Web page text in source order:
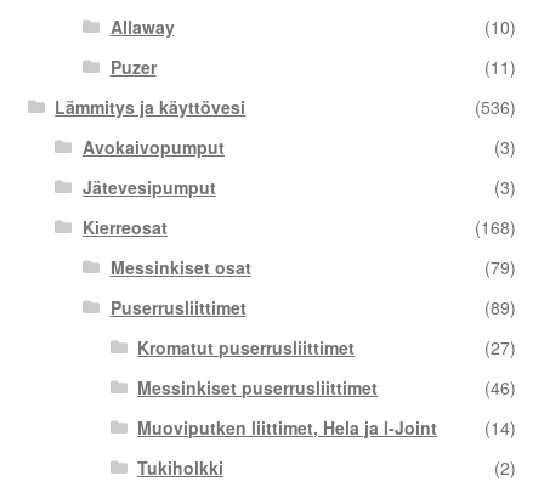
Allaway
(10)
Puzer
(11)
Lämmitys ja käyttövesi
(536)
Avokaivopumput
(3)
Jätevesipumput
(3)
Kierreosat
(168)
Messinkiset osat
(79)
Puserrusliittimet
(89)
Kromatut puserrusliittimet
(27)
Messinkiset puserrusliittimet
(46)
Muoviputken liittimet, Hela ja I-Joint
(14)
Tukiholkki
(2)